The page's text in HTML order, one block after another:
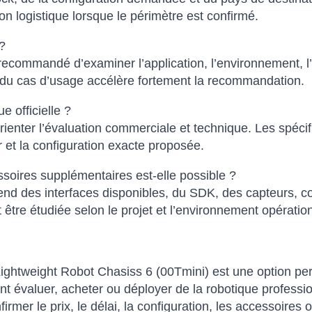
logistique lorsque le périmètre est confirmé.
d’examiner l’application, l’environnement,
cas d’usage accélère fortement la recommandation.
officielle ?
l’évaluation commerciale et technique. Les
la configuration exacte proposée.
supplémentaires est-elle possible ?
des interfaces disponibles, du SDK, des capteurs,
étudiée selon le projet et l’environnement
Robot Chasiss 6 (00Tmini) est une option
évaluer, acheter ou déployer de la robotique
le prix, le délai, la configuration, les accessoires